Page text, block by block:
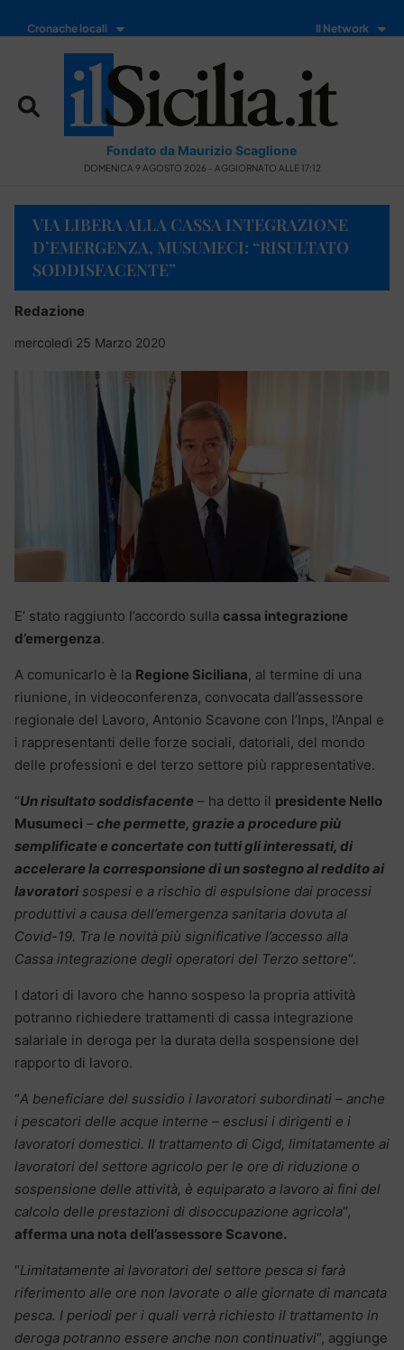
Cronache locali Il Network
Fondato da Maurizio Scaglione
DOMENICA 9 AGOSTO 2026 - AGGIORNATO ALLE 17:12
VIA LIBERA ALLA CASSA INTEGRAZIONE
D’EMERGENZA, MUSUMECI: “RISULTATO
SODDISFACENTE”
Redazione
mercoledì 25 Marzo 2020
E’ stato raggiunto l’accordo sulla cassa integrazione
d’emergenza.
A comunicarlo è la Regione Siciliana, al termine di una
riunione, in videoconferenza, convocata dall’assessore
regionale del Lavoro, Antonio Scavone con l’Inps, l’Anpal e
i rappresentanti delle forze sociali, datoriali, del mondo
delle professioni e del terzo settore più rappresentative.
“Un risultato soddisfacente – ha detto il presidente Nello
Musumeci –che permette, grazie a procedure più
semplificate e concertate con tutti gli interessati, di
accelerare la corresponsione di un sostegno al reddito ai
lavoratori sospesi e a rischio di espulsione dai processi
produttivi a causa dell’emergenza sanitaria dovuta al
Covid-19. Tra le novità più significative l’accesso alla
Cassa integrazione degli operatori del Terzo settore“.
I datori di lavoro che hanno sospeso la propria attività
potranno richiedere trattamenti di cassa integrazione
salariale in deroga per la durata della sospensione del
rapporto di lavoro.
“A beneficiare del sussidio i lavoratori subordinati – anche
i pescatori delle acque interne – esclusi i dirigenti e i
lavoratori domestici. Il trattamento di Cigd, limitatamente ai
lavoratori del settore agricolo per le ore di riduzione o
sospensione delle attività, è equiparato a lavoro ai fini del
calcolo delle prestazioni di disoccupazione agricola“,
afferma una nota dell’assessore Scavone.
“Limitatamente ai lavoratori del settore pesca si farà
riferimento alle ore non lavorate o alle giornate di mancata
pesca. I periodi per i quali verrà richiesto il trattamento in
deroga potranno essere anche non continuativi“, aggiunge